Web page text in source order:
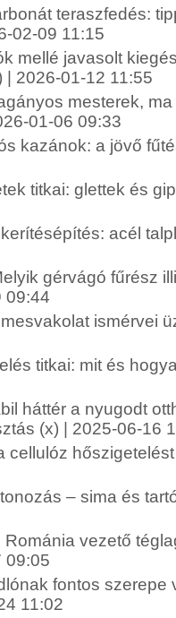
teraszfedés:
02-09 11:15
mellé javasolt
2026-01-12 11:55
mesterek,
01-06 09:33
kazánok: a jövő
titkai: glettek és
acél
gérvágó fűrész
09:44
ismérvei
titkai: mit és
háttér a nyugodt
(x) | 2025-06-16
cellulóz
– sima és
Románia vezető
09:05
fontos
11:02